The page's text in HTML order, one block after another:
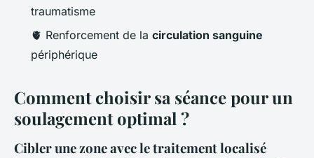
traumatisme
🫀 Renforcement de la circulation sanguine
périphérique
Comment choisir sa séance pour un
soulagement optimal ?
Cibler une zone avec le traitement localisé